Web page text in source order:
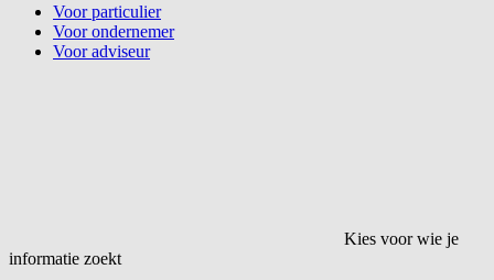
Voor particulier
Voor ondernemer
Voor adviseur
Kies voor wie je
informatie zoekt